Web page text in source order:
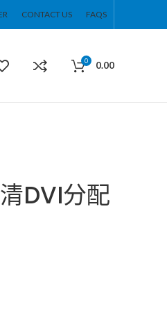
CONTACT US FAQS
0 0.00
DVI分配